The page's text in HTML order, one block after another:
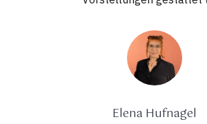
Elena Hufnagel